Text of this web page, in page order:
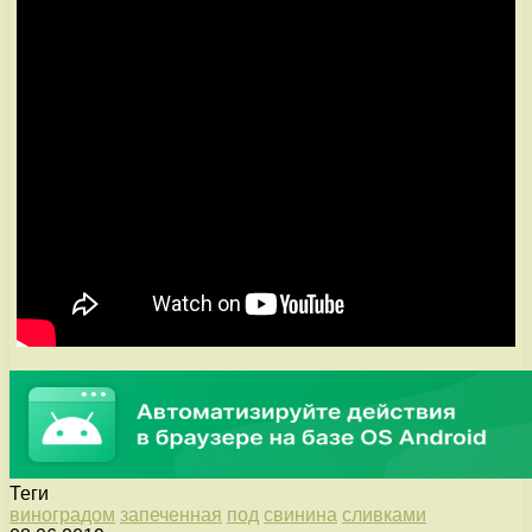
Теги
виноградом запеченная под свинина сливками